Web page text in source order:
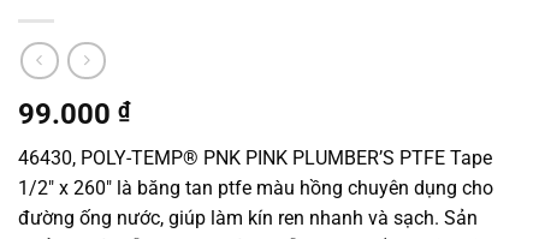
99.000 ₫
46430, POLY-TEMP® PNK PINK PLUMBER’S PTFE Tape
1/2″ x 260″ là băng tan ptfe màu hồng chuyên dụng cho
đường ống nước, giúp làm kín ren nhanh và sạch. Sản